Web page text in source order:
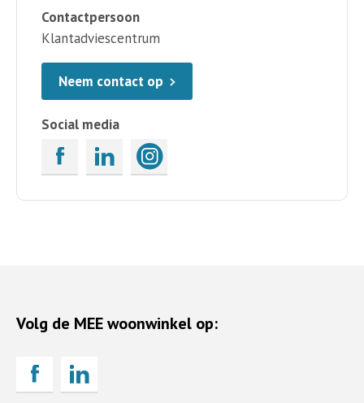
Contactpersoon
Klantadviescentrum
Neem contact op
Social media
Volg de MEE woonwinkel op: